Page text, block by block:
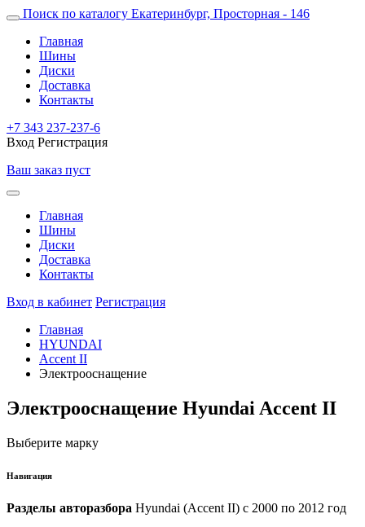
Поиск по каталогу Екатеринбург, Просторная - 146
Главная
Шины
Диски
Доставка
Контакты
+7 343 237-237-6
Вход Регистрация
Ваш заказ пуст
Главная
Шины
Диски
Доставка
Контакты
Вход в кабинет Регистрация
Главная
HYUNDAI
Accent II
Электрооснащение
Электрооснащение Hyundai Accent II
Выберите марку
Навигация
Разделы авторазбора Hyundai (Accent II) с 2000 по 2012 год